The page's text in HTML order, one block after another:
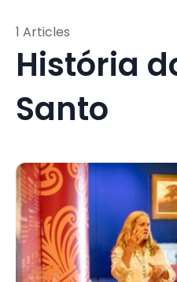
História
Santo
1 Articles